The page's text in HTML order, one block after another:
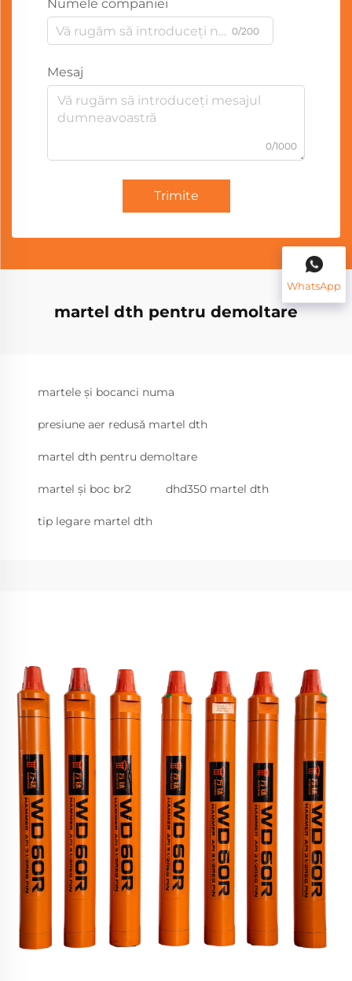
Numele companiei
0/200
Mesaj
0/1000
Trimite
martel dth pentru demoltare
martele și bocanci numa
presiune aer redusă martel dth
martel dth pentru demoltare
martel și boc br2 dhd350 martel dth
tip legare martel dth
WhatsApp